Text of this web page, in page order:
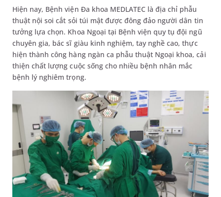
Hiện nay, Bệnh viện Đa khoa MEDLATEC là địa chỉ phẫu
thuật nội soi cắt sỏi túi mật được đông đảo người dân tin
tưởng lựa chọn. Khoa Ngoại tại Bệnh viện quy tụ đội ngũ
chuyên gia, bác sĩ giàu kinh nghiệm, tay nghề cao, thực
hiện thành công hàng ngàn ca phẫu thuật Ngoại khoa, cải
thiện chất lượng cuộc sống cho nhiều bệnh nhân mắc
bệnh lý nghiêm trọng.